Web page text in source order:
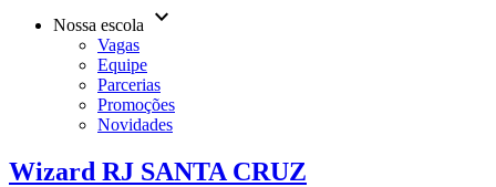
Nossa escola keyboard_arrow_down
Vagas
Equipe
Parcerias
Promoções
Novidades
Wizard RJ SANTA CRUZ